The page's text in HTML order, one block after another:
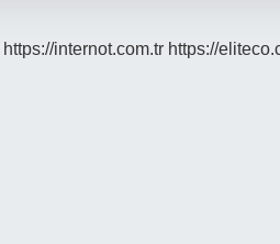
https://internot.com.tr https://